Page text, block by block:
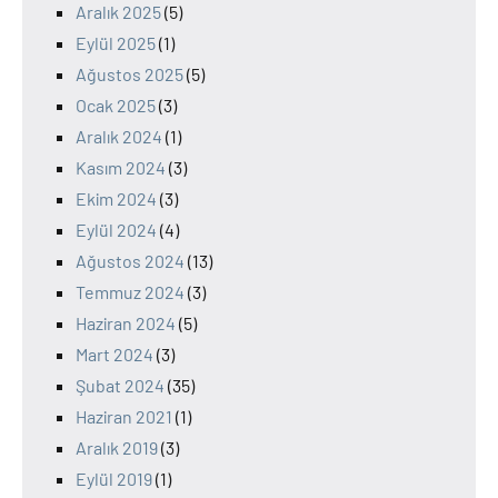
Aralık 2025(5)
Eylül 2025(1)
Ağustos 2025(5)
Ocak 2025(3)
Aralık 2024 (1)
Kasım 2024 (3)
Ekim 2024 (3)
Eylül 2024 (4)
Ağustos 2024 (13)
Temmuz 2024 (3)
Haziran 2024 (5)
Mart 2024 (3)
Şubat 2024 (35)
Haziran 2021 (1)
Aralık 2019(3)
Eylül 2019(1)